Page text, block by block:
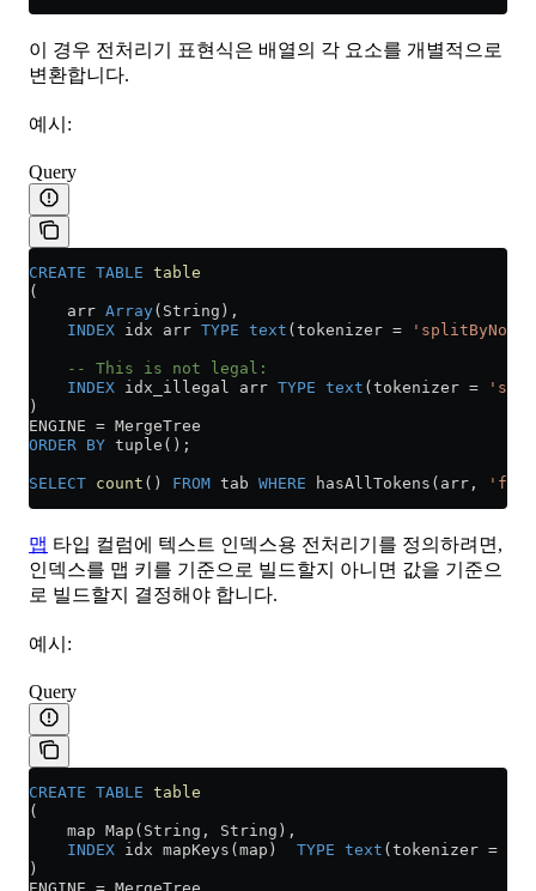
이 경우 전처리기 표현식은 배열의 각 요소를 개별적으로
변환합니다.
예시:
Query
CREATE TABLE table
(
    arr
Array(String),
    INDEX
idx arr TYPE text (tokenizer =
    -- This is not legal:
    INDEX
idx_illegal arr TYPE text (tokenizer =
)
ENGINE = MergeTree
ORDER BY tuple();
SELECT count () FROM tab WHERE hasAllTokens(arr, 'foo'
맵 타입 컬럼에 텍스트 인덱스용 전처리기를 정의하려면,
인덱스를 맵 키를 기준으로 빌드할지 아니면 값을 기준으
로 빌드할지 결정해야 합니다.
예시:
Query
CREATE TABLE table
(
    map Map(String, String),
    INDEX
idx mapKeys(map) TYPE text (tokenizer =
)